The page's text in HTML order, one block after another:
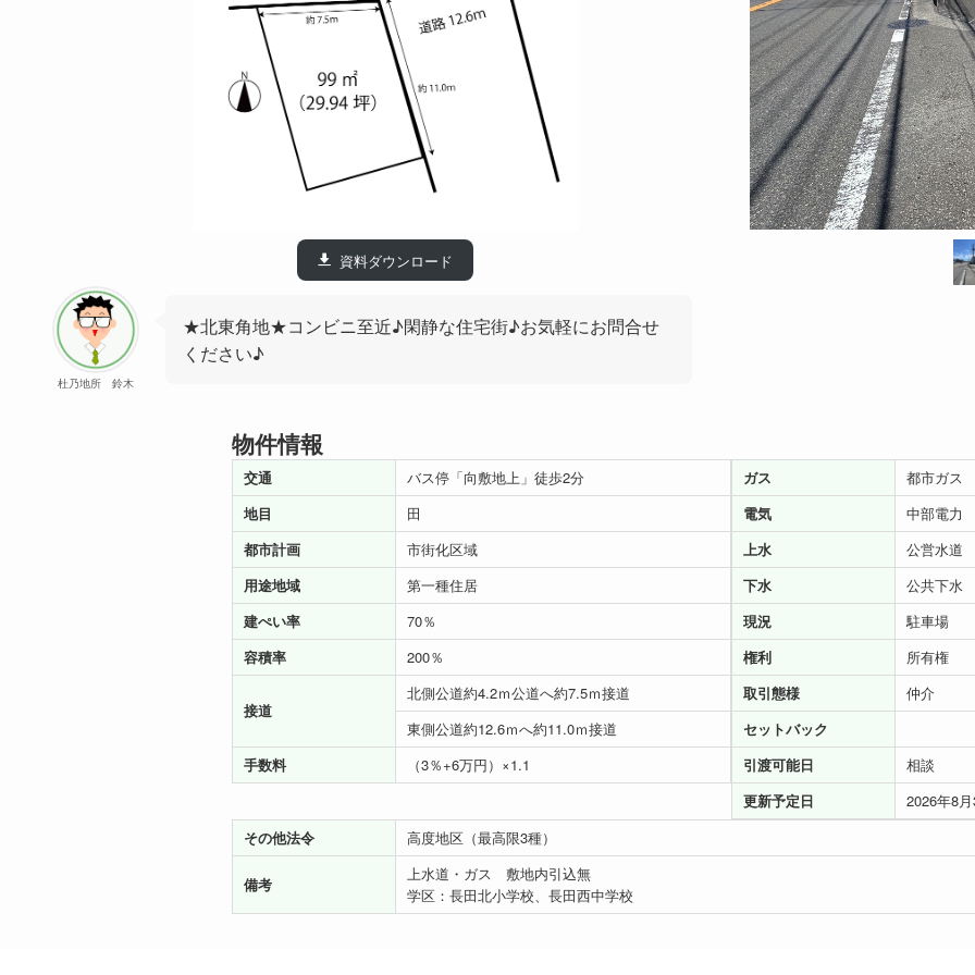
資料ダウンロード
杜乃地所 鈴木
★北東角地★コンビニ至近♪閑静な住宅街♪お気軽にお問合せ
ください♪
物件情報
交通
バス停「向敷地上」徒歩2分
地目
田
都市計画
市街化区域
用途地域
第一種住居
建ぺい率
70％
容積率
200％
接道
北側公道約4.2ｍ公道へ約7.5ｍ接道
東側公道約12.6ｍへ約11.0ｍ接道
手数料
（3％+6万円）×1.1
ガス
都市ガス
電気
中部電力
上水
公営水道
下水
公共下水
現況
駐車場
権利
所有権
取引態様
仲介
セットバック
引渡可能日
相談
更新予定日
2026年8
その他法令
高度地区（最高限3種）
備考
上水道・ガス 敷地内引込無
学区：長田北小学校、長田西中学校